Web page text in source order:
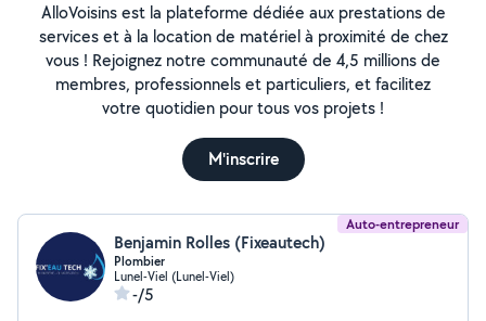
AlloVoisins est la plateforme dédiée aux prestations de
services et à la location de matériel à proximité de chez
vous ! Rejoignez notre communauté de 4,5 millions de
membres, professionnels et particuliers, et facilitez
votre quotidien pour tous vos projets !
M'inscrire
Auto-entrepreneur
Benjamin Rolles (Fixeautech)
Plombier
Lunel-Viel (Lunel-Viel)
-/5